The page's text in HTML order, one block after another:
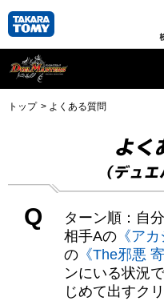
トップ よくある質問
よく
（デュ
Q
ターン順：自
相手Aの 《ア
の 《The邪悪
ンにいる状況
じめて出すク